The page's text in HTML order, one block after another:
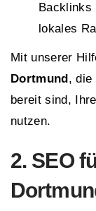
Backlinks
lokales
Mit unserer
Dortmund , die
bereit sind,
nutzen.
2. SEO